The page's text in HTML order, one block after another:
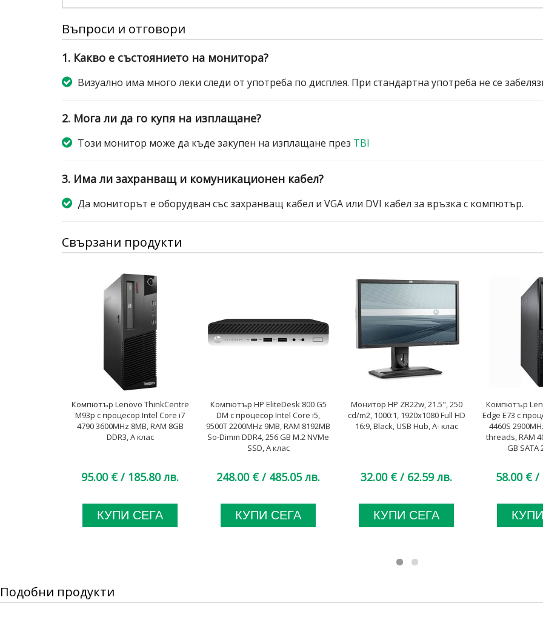
Въпроси и отговори
1. Какво е състоянието на монитора?
Визуално има много леки следи от употреба по дисплея. При стандартна употреба не се
2. Мога ли да го купя на изплащане?
Този монитор може да къде закупен на изплащане през TBI
3. Има ли захранващ и комуникационен кабел?
Да мониторът е оборудван със захранващ кабел и VGA или DVI кабел за връзка с компютър.
Свързани продукти
Компютър Lenovo ThinkCentre
M93p с процесор Intel Core i7
4790 3600MHz 8MB, RAM 8GB
DDR3, A клас
95.00 € / 185.80 лв.
КУПИ СЕГА
Компютър HP EliteDesk 800 G5
DM с процесор Intel Core i5,
9500T 2200MHz 9MB, RAM 8192MB
So-Dimm DDR4, 256 GB M.2 NVMe
SSD, A клас
248.00 € / 485.05 лв.
КУПИ СЕГА
Монитор HP ZR22w, 21.5", 250
cd/m2, 1000:1, 1920x1080 Full HD
16:9, Black, USB Hub, A- клас
32.00 € / 62.59 лв.
КУПИ СЕГА
Компютър
Edge E73 с
4460S
threads, RAM
GB SATA
58.00 € /
Подобни продукти